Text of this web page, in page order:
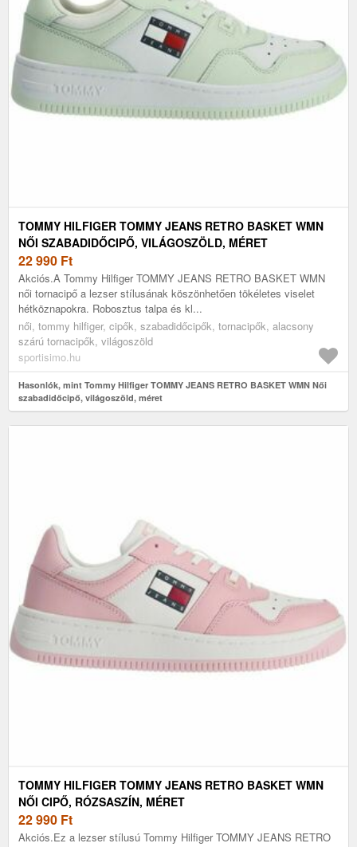
TOMMY HILFIGER TOMMY JEANS RETRO BASKET WMN
NŐI SZABADIDŐCIPŐ, VILÁGOSZÖLD, MÉRET
22 990 Ft
Akciós.A Tommy Hilfiger TOMMY JEANS RETRO BASKET WMN
női tornacipő a lezser stílusának köszönhetően tökéletes viselet
hétköznapokra. Robosztus talpa és kl...
női, tommy hilfiger, cipők, szabadidőcipők, tornacipők, alacsony
szárú tornacipők, világoszöld
sportisimo.hu
Hasonlók, mint Tommy Hilfiger TOMMY JEANS RETRO BASKET WMN Női
szabadidőcipő, világoszöld, méret
TOMMY HILFIGER TOMMY JEANS RETRO BASKET WMN
NŐI CIPŐ, RÓZSASZÍN, MÉRET
22 990 Ft
Akciós.Ez a lezser stílusú Tommy Hilfiger TOMMY JEANS RETRO